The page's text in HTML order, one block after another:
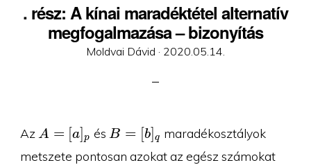
. rész: A kínai maradéktétel alternatív
megfogalmazása – bizonyítás
Moldvai Dávid · Posted
2020.05.14.
Az A=
[a]_p
A = [a]p és B=
B = [b]q maradékosztályok
metszete pontosan azokat az egész számokat